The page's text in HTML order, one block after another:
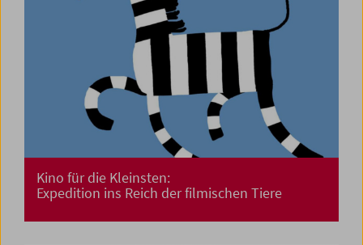
Kino für die Kleinsten:
Expedition ins Reich der filmischen Tiere